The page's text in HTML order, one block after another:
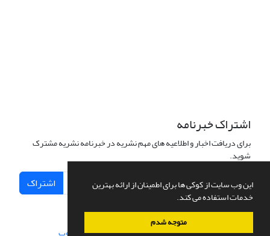
این وب سایت از کوکی ها برای اطمینان از ارائه بهترین
خدمات استفاده می کند.
متوجه شدم
اشتراک خبرنامه
برای دریافت اخبار و اطلاعیه های مهم نشریه در خبرنامه نشریه مشترک
شوید.
اشتراک
سامانه مدیریت نشریات علمی.طراحی و پیاده سازی از سیناوب